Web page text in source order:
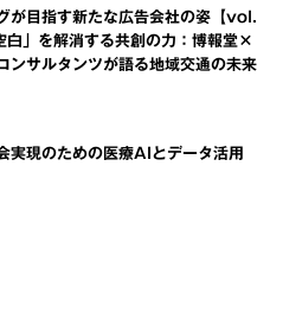
が目指す新たな広告会社の姿【vol.
」を解消する共創の力：博報堂×
ンサルタンツが語る地域交通の未来
実現のための医療AIとデータ活用